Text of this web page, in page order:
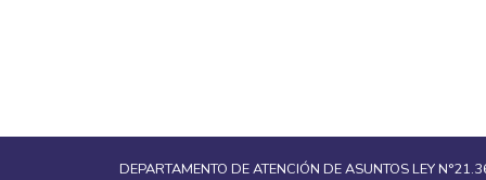
DEPARTAMENTO DE ATENCIÓN DE ASUNTOS LEY